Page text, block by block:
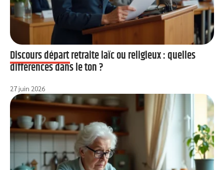
Discours départ retraite laïc ou religieux : quelles
différences dans le ton ?
27 juin 2026